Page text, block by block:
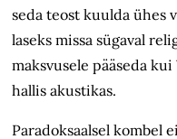
seda teost kuulda ühes
laseks missa sügaval
maksvusele pääseda
hallis akustikas.
Paradoksaalsel kombel